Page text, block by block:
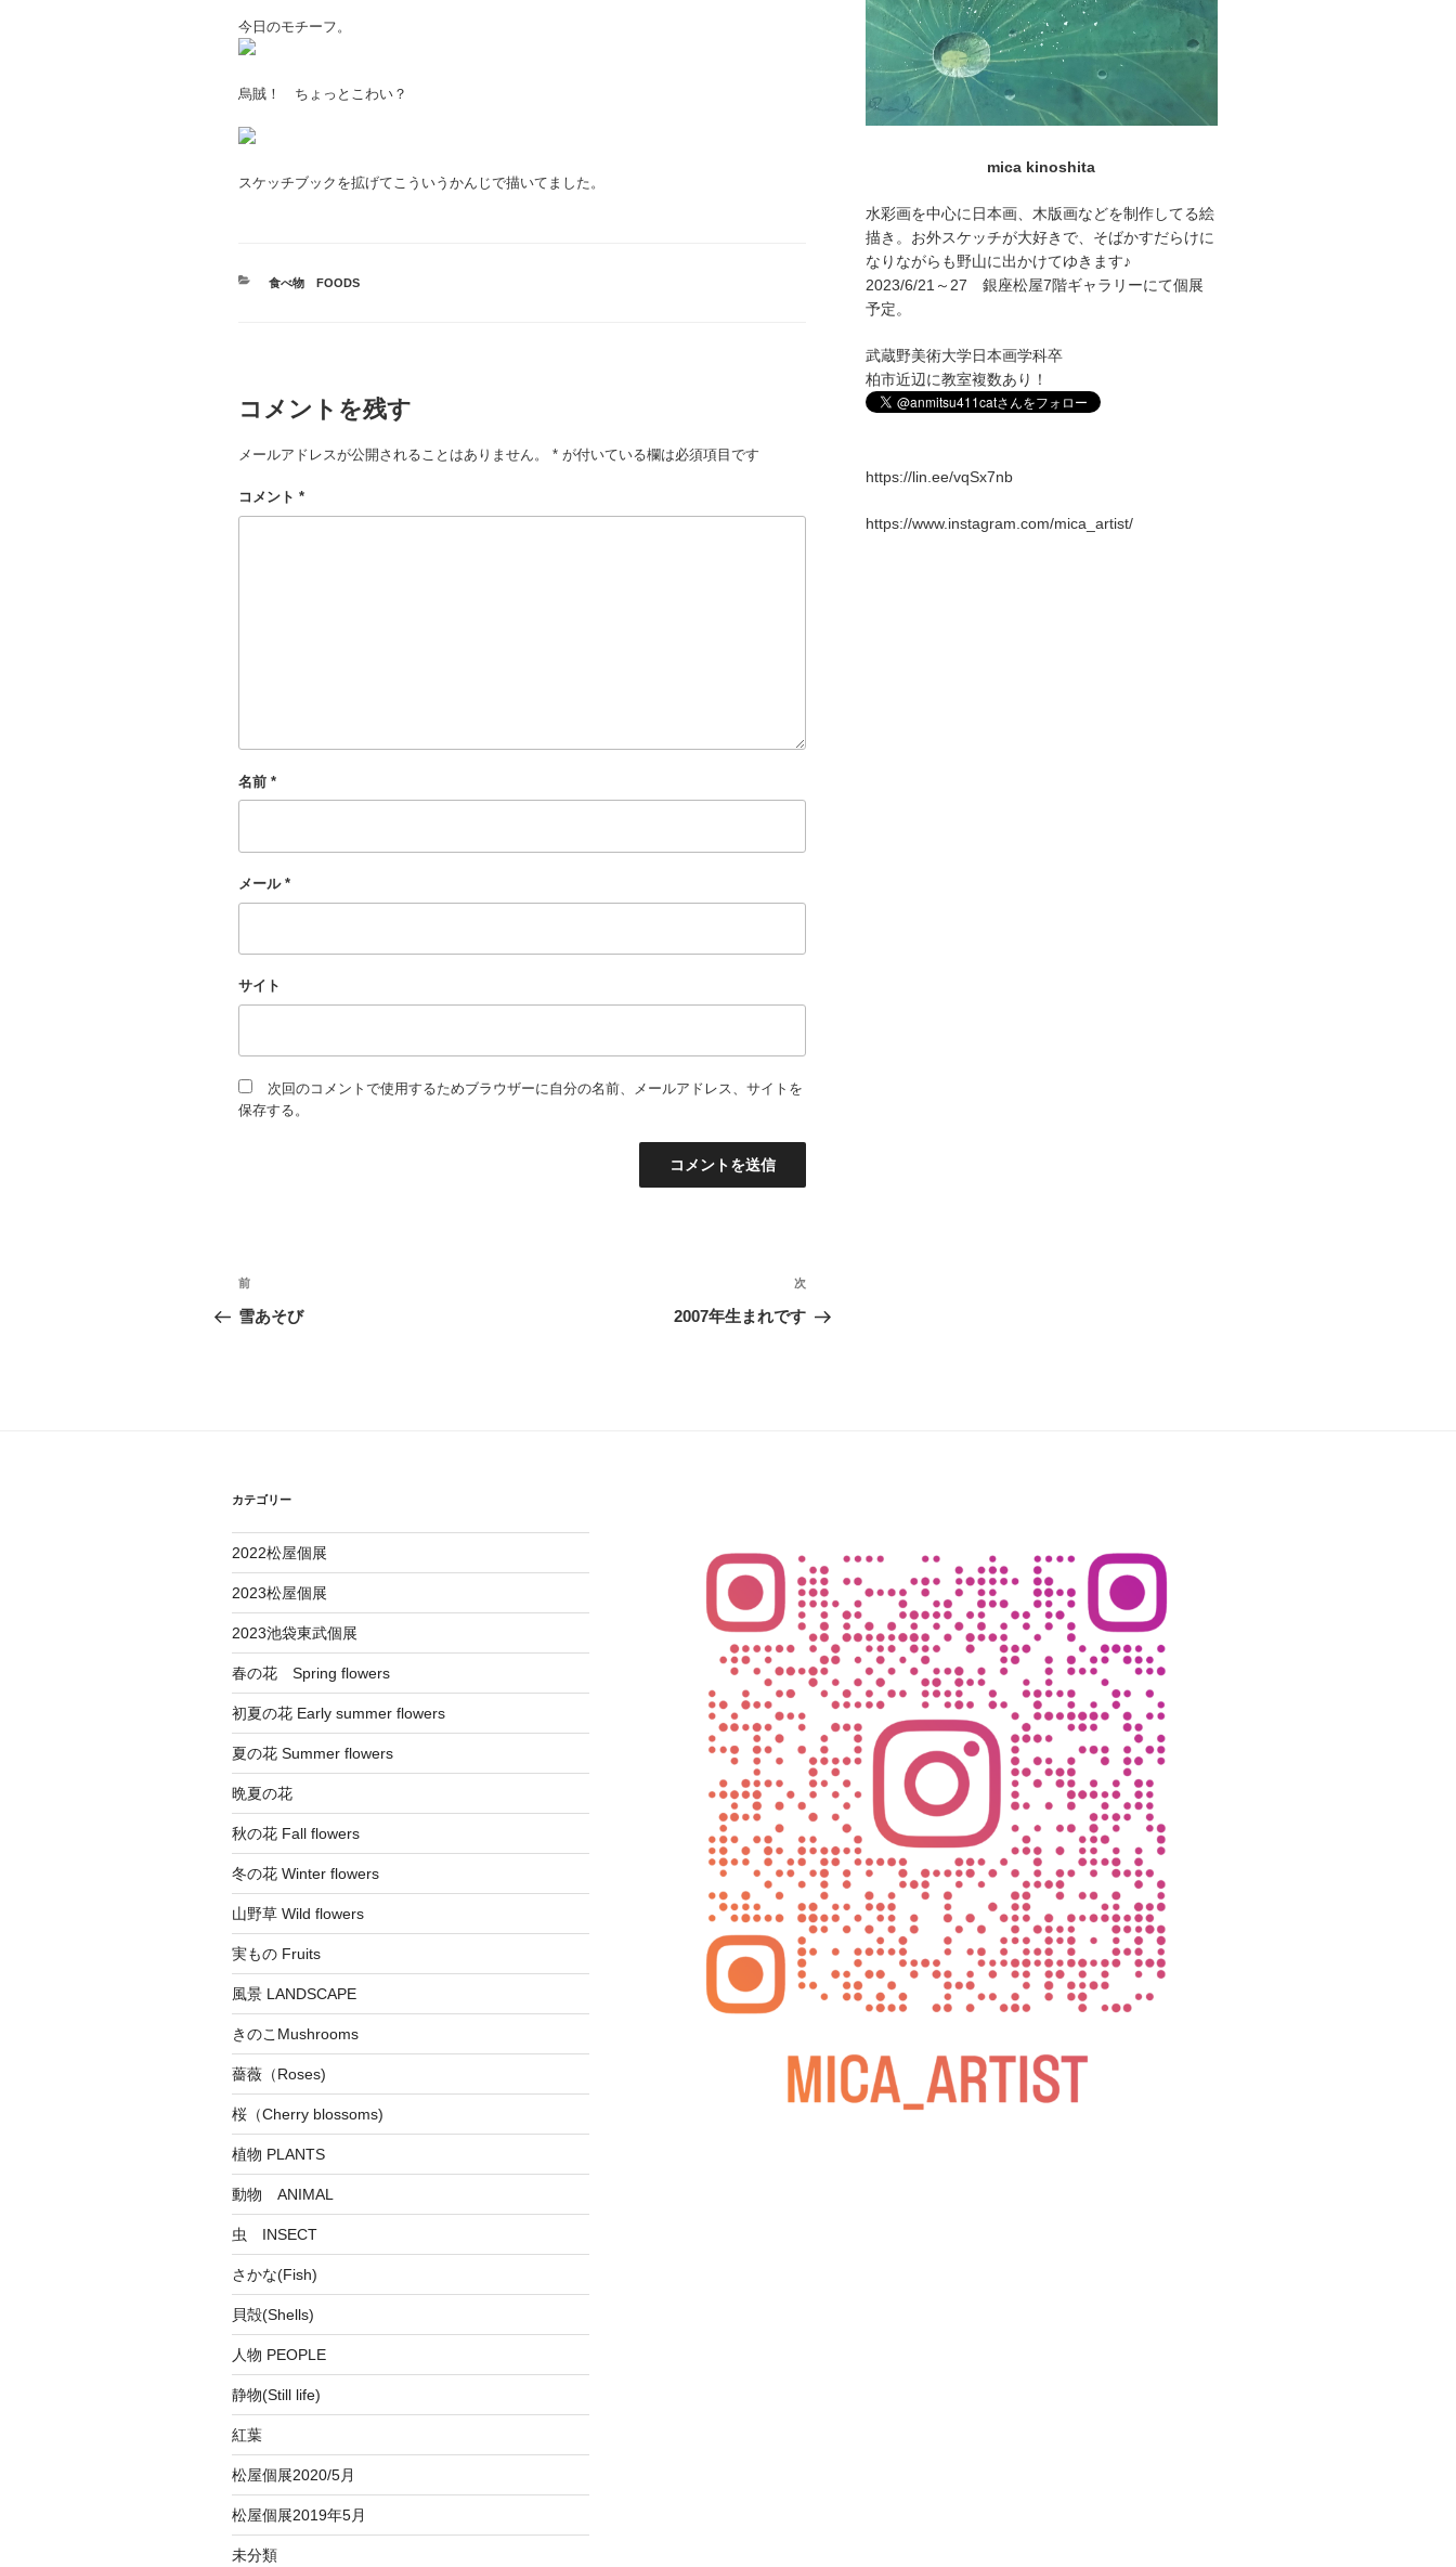
今日のモチーフ。
烏賊！ ちょっとこわい？
スケッチブックを拡げてこういうかんじで描いてました。
カ
食べ物 FOODS
コメントを残す
メールアドレスが公開されることはありません。 * が付いている欄は必須項目です
コメント *
名前 *
メール *
サイト
次回のコメントで使用するためブラウザーに自分の名前、メールアドレス、サイトを
保存する。
投
稿
シ
ョ
ン
過
の
前
雪あそび
次
次
2007年生まれです
mica kinoshita
水彩画を中心に日本画、木版画などを制作してる絵
描き。お外スケッチが大好きで、そばかすだらけに
なりながらも野山に出かけてゆきます♪
2023/6/21～27 銀座松屋7階ギャラリーにて個展
予定。
武蔵野美術大学日本画学科卒
柏市近辺に教室複数あり！
https://lin.ee/vqSx7nb
https://www.instagram.com/mica_artist/
カテゴリー
2022松屋個展
2023松屋個展
2023池袋東武個展
春の花 Spring flowers
初夏の花 Early summer flowers
夏の花 Summer flowers
晩夏の花
秋の花 Fall flowers
冬の花 Winter flowers
山野草 Wild flowers
実もの Fruits
風景 LANDSCAPE
きのこMushrooms
薔薇（Roses)
桜（Cherry blossoms)
植物 PLANTS
動物 ANIMAL
虫 INSECT
さかな(Fish)
貝殻(Shells)
人物 PEOPLE
静物(Still life)
紅葉
松屋個展2020/5月
松屋個展2019年5月
未分類